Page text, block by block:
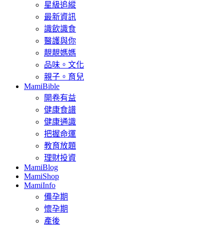
星級追縱
最新資訊
識飲識食
醫護與你
靚靚媽媽
品味。文化
親子。育兒
MamiBible
開卷有益
健康食譜
健康通識
把握命運
教育放題
理財投資
MamiBlog
MamiShop
MamiInfo
備孕期
懷孕期
產後